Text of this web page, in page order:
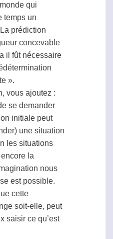
qui
temps un
prédiction
concevable
il fût nécessaire
».
vous ajoutez :
se demander
initiale peut
une situation
les situations
la
nous
est possible.
cette
soit-elle, peut
saisir ce qu’est